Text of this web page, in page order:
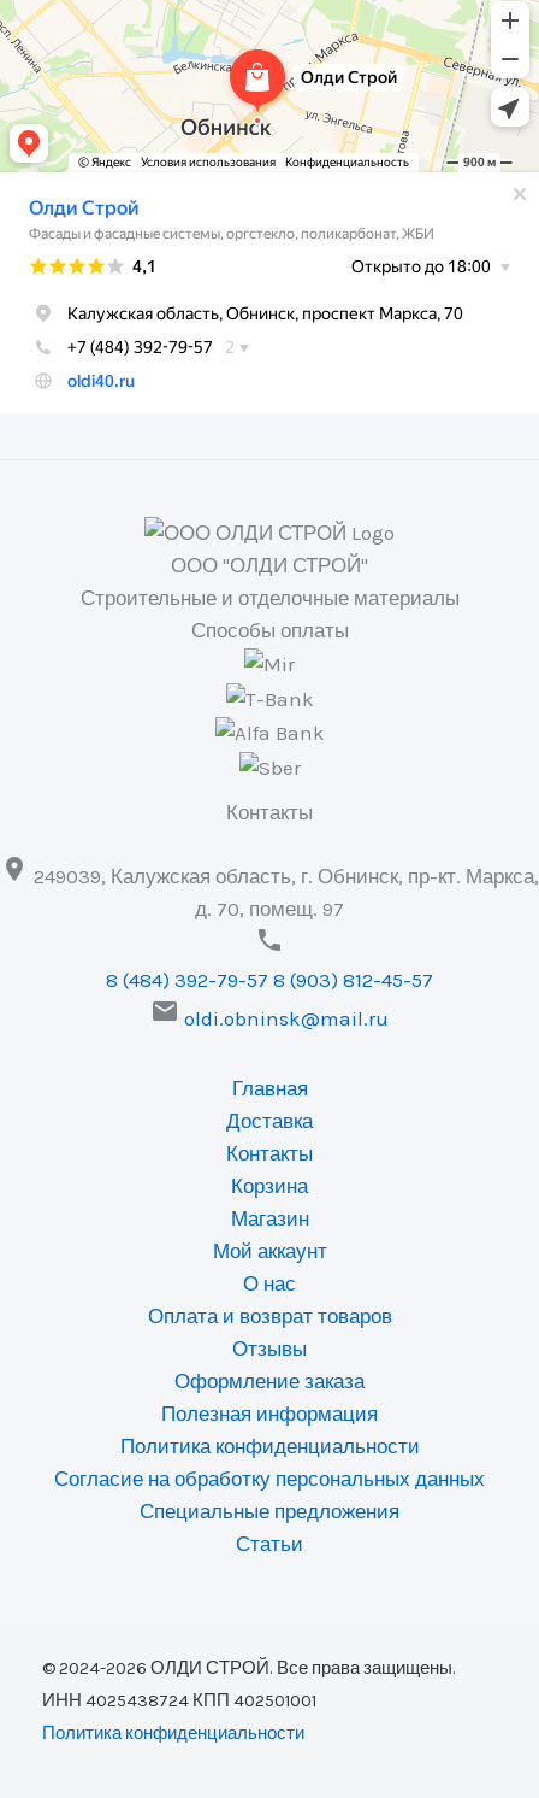
ООО "ОЛДИ СТРОЙ"
Строительные и отделочные материалы
Способы оплаты
Контакты
 249039, Калужская область, г. Обнинск, пр-кт. Маркса,
д. 70, помещ. 97

8 (484) 392-79-57 8 (903) 812-45-57
 oldi.obninsk@mail.ru
Главная
Доставка
Контакты
Корзина
Магазин
Мой аккаунт
О нас
Оплата и возврат товаров
Отзывы
Оформление заказа
Полезная информация
Политика конфиденциальности
Согласие на обработку персональных данных
Специальные предложения
Статьи
© 2024-2026 ОЛДИ СТРОЙ. Все права защищены.
ИНН 4025438724 КПП 402501001
Политика конфиденциальности